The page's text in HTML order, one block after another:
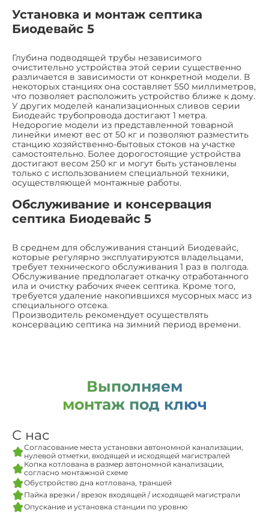
Установка и монтаж септика
Биодевайс 5
Глубина подводящей трубы независимого
очистительно устройства этой серии существенно
различается в зависимости от конкретной модели. В
некоторых станциях она составляет 550 миллиметров,
что позволяет расположить устройство ближе к дому.
У других моделей канализационных сливов серии
Биодеайс трубопровода достигают 1 метра.
Недорогие модели из представленной товарной
линейки имеют вес от 50 кг и позволяют разместить
станцию хозяйственно-бытовых стоков на участке
самостоятельно. Более дорогостоящие устройства
достигают весом 250 кг и могут быть установлены
только с использованием специальной техники,
осуществляющей монтажные работы.
Обслуживание и консервация
септика Биодевайс 5
В среднем для обслуживания станций Биодевайс,
которые регулярно эксплуатируются владельцами,
требует технического обслуживания 1 раз в полгода.
Обслуживание предполагает откачку отработанного
ила и очистку рабочих ячеек септика. Кроме того,
требуется удаление накопившихся мусорных масс из
специального отсека.
Производитель рекомендует осуществлять
консервацию септика на зимний период времени.
Выполняем
монтаж под ключ
С нас
Согласование места установки автономной канализации,
нулевой отметки, входящей и исходящей магистралей
Копка котлована в размер автономной канализации,
согласно монтажной схеме
Обустройство дна котлована, траншей
Пайка врезки / врезок входящей / исходящей магистрали
Опускание и установка станции по уровню